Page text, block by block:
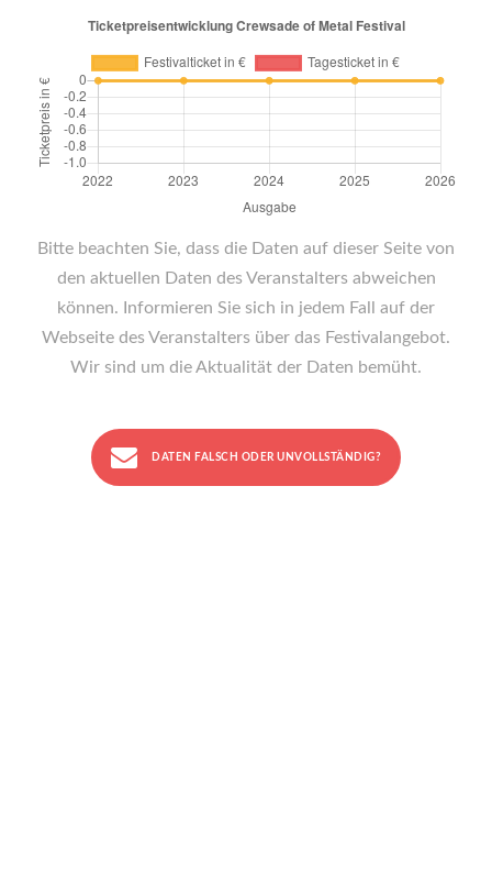
Bitte beachten Sie, dass die Daten auf dieser Seite von
den aktuellen Daten des Veranstalters abweichen
können. Informieren Sie sich in jedem Fall auf der
Webseite des Veranstalters über das Festivalangebot.
Wir sind um die Aktualität der Daten bemüht.
DATEN FALSCH ODER UNVOLLSTÄNDIG?